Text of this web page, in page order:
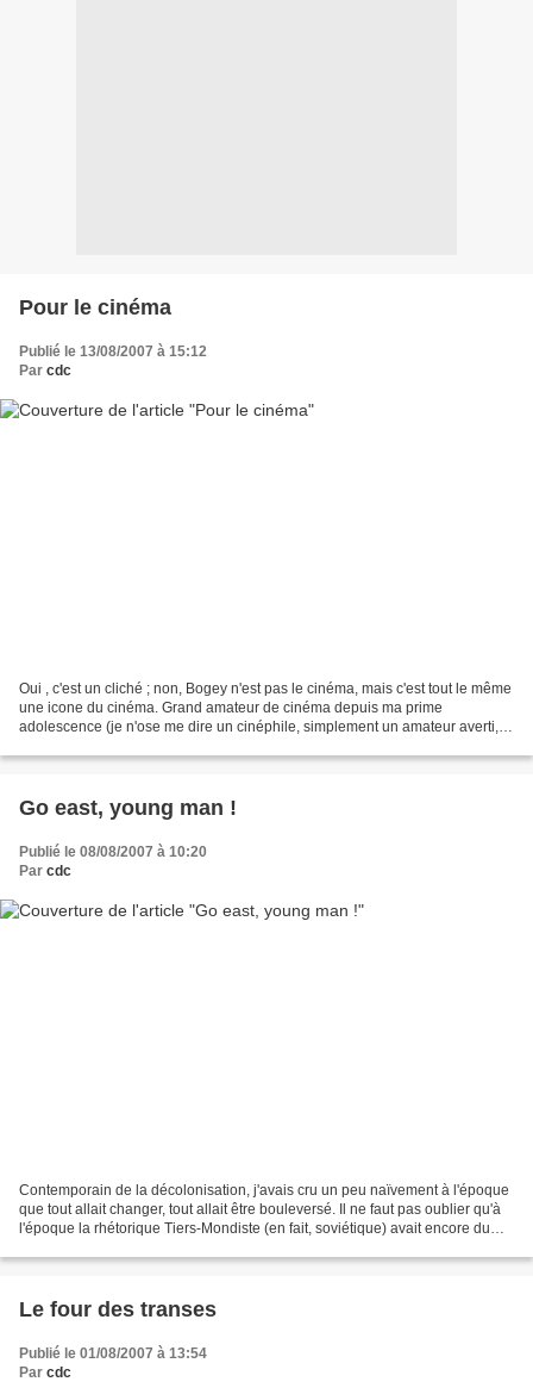
Pour le cinéma
Publié le 13/08/2007 à 15:12
Par cdc
Oui , c'est un cliché ; non, Bogey n'est pas le cinéma, mais c'est tout le même
une icone du cinéma. Grand amateur de cinéma depuis ma prime
adolescence (je n'ose me dire un cinéphile, simplement un amateur averti,
Go east, young man !
Publié le 08/08/2007 à 10:20
Par cdc
Contemporain de la décolonisation, j'avais cru un peu naïvement à l'époque
que tout allait changer, tout allait être bouleversé. Il ne faut pas oublier qu'à
l'époque la rhétorique Tiers-Mondiste (en fait, soviétique) avait encore du
Le four des transes
Publié le 01/08/2007 à 13:54
Par cdc